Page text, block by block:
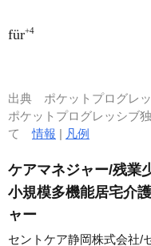
für+4
出典 ポケットプログレ
ポケットプログレッシブ
て情報 | 凡例
ケアマネジャー/残業
小規模多機能居宅介
ャー
セントケア静岡株式会社/